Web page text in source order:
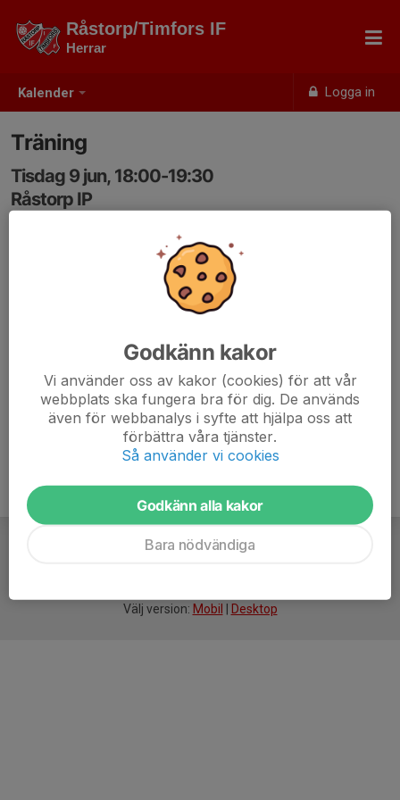
Kalender Logga in
Råstorp/Timfors IF
Herrar
Träning
Tisdag 9 jun, 18:00-19:30
Råstorp IP
Välj version: Mobil Desktop
Godkänn kakor
Vi använder oss av kakor (cookies) för att vår
webbplats ska fungera bra för dig. De används
även för webbanalys i syfte att hjälpa oss att
förbättra våra tjänster.
Så använder vi cookies
Godkänn alla kakor
Bara nödvändiga